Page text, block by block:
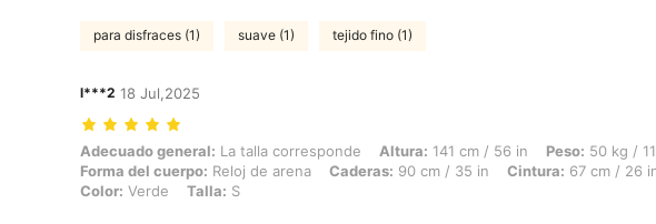
para disfraces (1) suave (1) tejido fino (1)
l***2 18 Jul,2025
Adecuado general: La talla corresponde, Altura: 141 cm / 56 in, Peso: 50 kg / 110 lbs, Forma
Adecuado general: La talla corresponde Altura: 141 cm / 56 in Peso: 50 kg /
Forma del cuerpo: Reloj de arena Caderas: 90 cm / 35 in Cintura: 67 cm / 26
Color: Verde Talla: S